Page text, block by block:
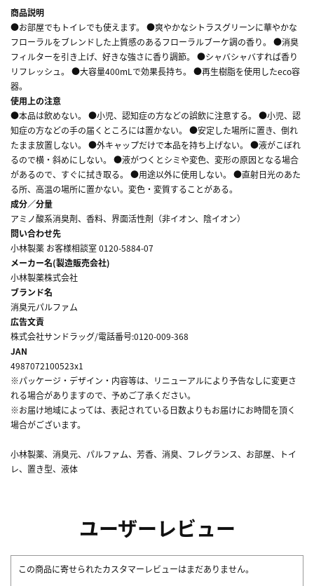
商品説明
●お部屋でもトイレでも使えます。 ●爽やかなシトラスグリーンに華やかな
フローラルをブレンドした上質感のあるフローラルブーケ調の香り。 ●消臭
フィルターを引き上げ、好きな強さに香り調節。 ●シャバシャバすれば香り
リフレッシュ。 ●大容量400mLで効果長持ち。 ●再生樹脂を使用したeco容
器。
使用上の注意
●本品は飲めない。 ●小児、認知症の方などの誤飲に注意する。 ●小児、認
知症の方などの手の届くところには置かない。 ●安定した場所に置き、倒れ
たまま放置しない。 ●外キャップだけで本品を持ち上げない。 ●液がこぼれ
るので横・斜めにしない。 ●液がつくとシミや変色、変形の原因となる場合
があるので、すぐに拭き取る。 ●用途以外に使用しない。 ●直射日光のあた
る所、高温の場所に置かない。変色・変質することがある。
成分／分量
アミノ酸系消臭剤、香料、界面活性剤（非イオン、陰イオン）
問い合わせ先
小林製薬 お客様相談室 0120-5884-07
メーカー名(製造販売会社)
小林製薬株式会社
ブランド名
消臭元パルファム
広告文責
株式会社サンドラッグ/電話番号:0120-009-368
JAN
4987072100523x1
※パッケージ・デザイン・内容等は、リニューアルにより予告なしに変更さ
れる場合がありますので、予めご了承ください。
※お届け地域によっては、表記されている日数よりもお届けにお時間を頂く
場合がございます。
小林製薬、消臭元、パルファム、芳香、消臭、フレグランス、お部屋、トイ
レ、置き型、液体
ユーザーレビュー
この商品に寄せられたカスタマーレビューはまだありません。